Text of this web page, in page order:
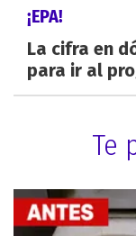
¡EPA!
La cifra en
para ir al
Te